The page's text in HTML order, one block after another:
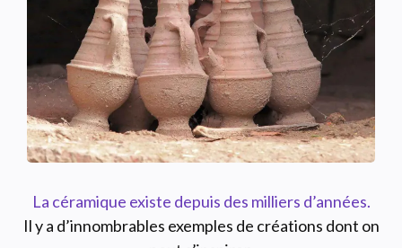
La céramique existe depuis des milliers d’années.
Il y a d’innombrables exemples de créations dont on